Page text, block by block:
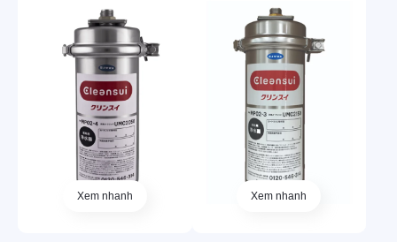
Xem nhanh Xem nhanh